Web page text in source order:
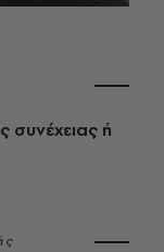
συνέχειας ή